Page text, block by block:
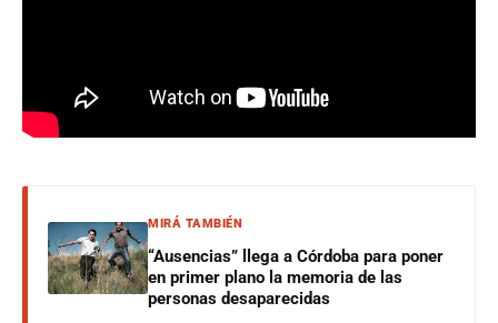
MIRÁ TAMBIÉN
“Ausencias” llega a Córdoba para poner
en primer plano la memoria de las
personas desaparecidas